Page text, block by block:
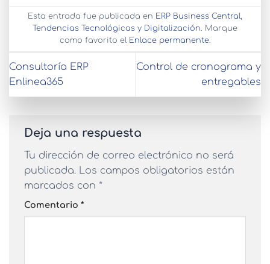
Esta entrada fue publicada en ERP Business Central,
Tendencias Tecnológicas y Digitalización. Marque
como favorito el Enlace permanente.
Consultoría ERP
Enlinea365
Control de cronograma y
entregables
Deja una respuesta
Tu dirección de correo electrónico no será
publicada. Los campos obligatorios están
marcados con *
Comentario *